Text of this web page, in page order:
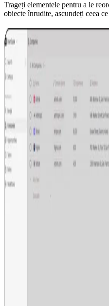
Trageți elementele pentru a le
obiecte înrudite, ascundeți ceea